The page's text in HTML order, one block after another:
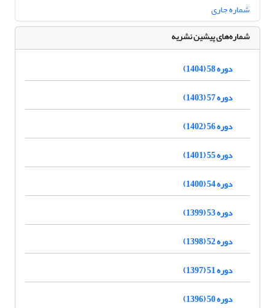
شماره جاری
شماره‌های پیشین نشریه
دوره 58 (1404)
دوره 57 (1403)
دوره 56 (1402)
دوره 55 (1401)
دوره 54 (1400)
دوره 53 (1399)
دوره 52 (1398)
دوره 51 (1397)
دوره 50 (1396)